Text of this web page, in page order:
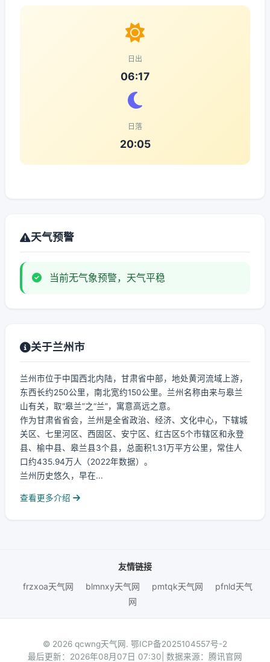
日出
06:17
日落
20:05
天气预警
当前无气象预警，天气平稳
关于兰州市
兰州市位于中国西北内陆，甘肃省中部，地处黄河流域上游，
东西长约250公里，南北宽约150公里。兰州名称由来与皋兰
山有关，取“皋兰”之“兰”，寓意高远之意。
作为甘肃省省会，兰州是全省政治、经济、文化中心，下辖城
关区、七里河区、西固区、安宁区、红古区5个市辖区和永登
县、榆中县、皋兰县3个县，总面积1.31万平方公里，常住人
口约435.94万人（2022年数据）。
兰州历史悠久，早在...
查看更多介绍
友情链接
frzxoa天气网
blmnxy天气网 pmtqk天气网
pfnld天气
网
© 2026 qcwng天气网. 鄂ICP备2025104557号-2
最后更新：2026年08月07日 07:30| 数据来源：腾讯官网